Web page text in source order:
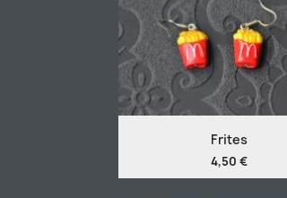
Frites
4,50 €